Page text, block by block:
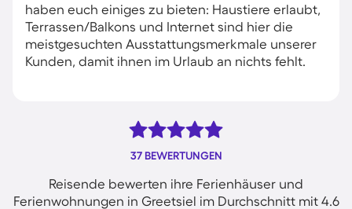
haben euch einiges zu bieten: Haustiere erlaubt,
Terrassen/Balkons und Internet sind hier die
meistgesuchten Ausstattungsmerkmale unserer
Kunden, damit ihnen im Urlaub an nichts fehlt.
37 BEWERTUNGEN
Reisende bewerten ihre Ferienhäuser und
Ferienwohnungen in Greetsiel im Durchschnitt mit 4.6